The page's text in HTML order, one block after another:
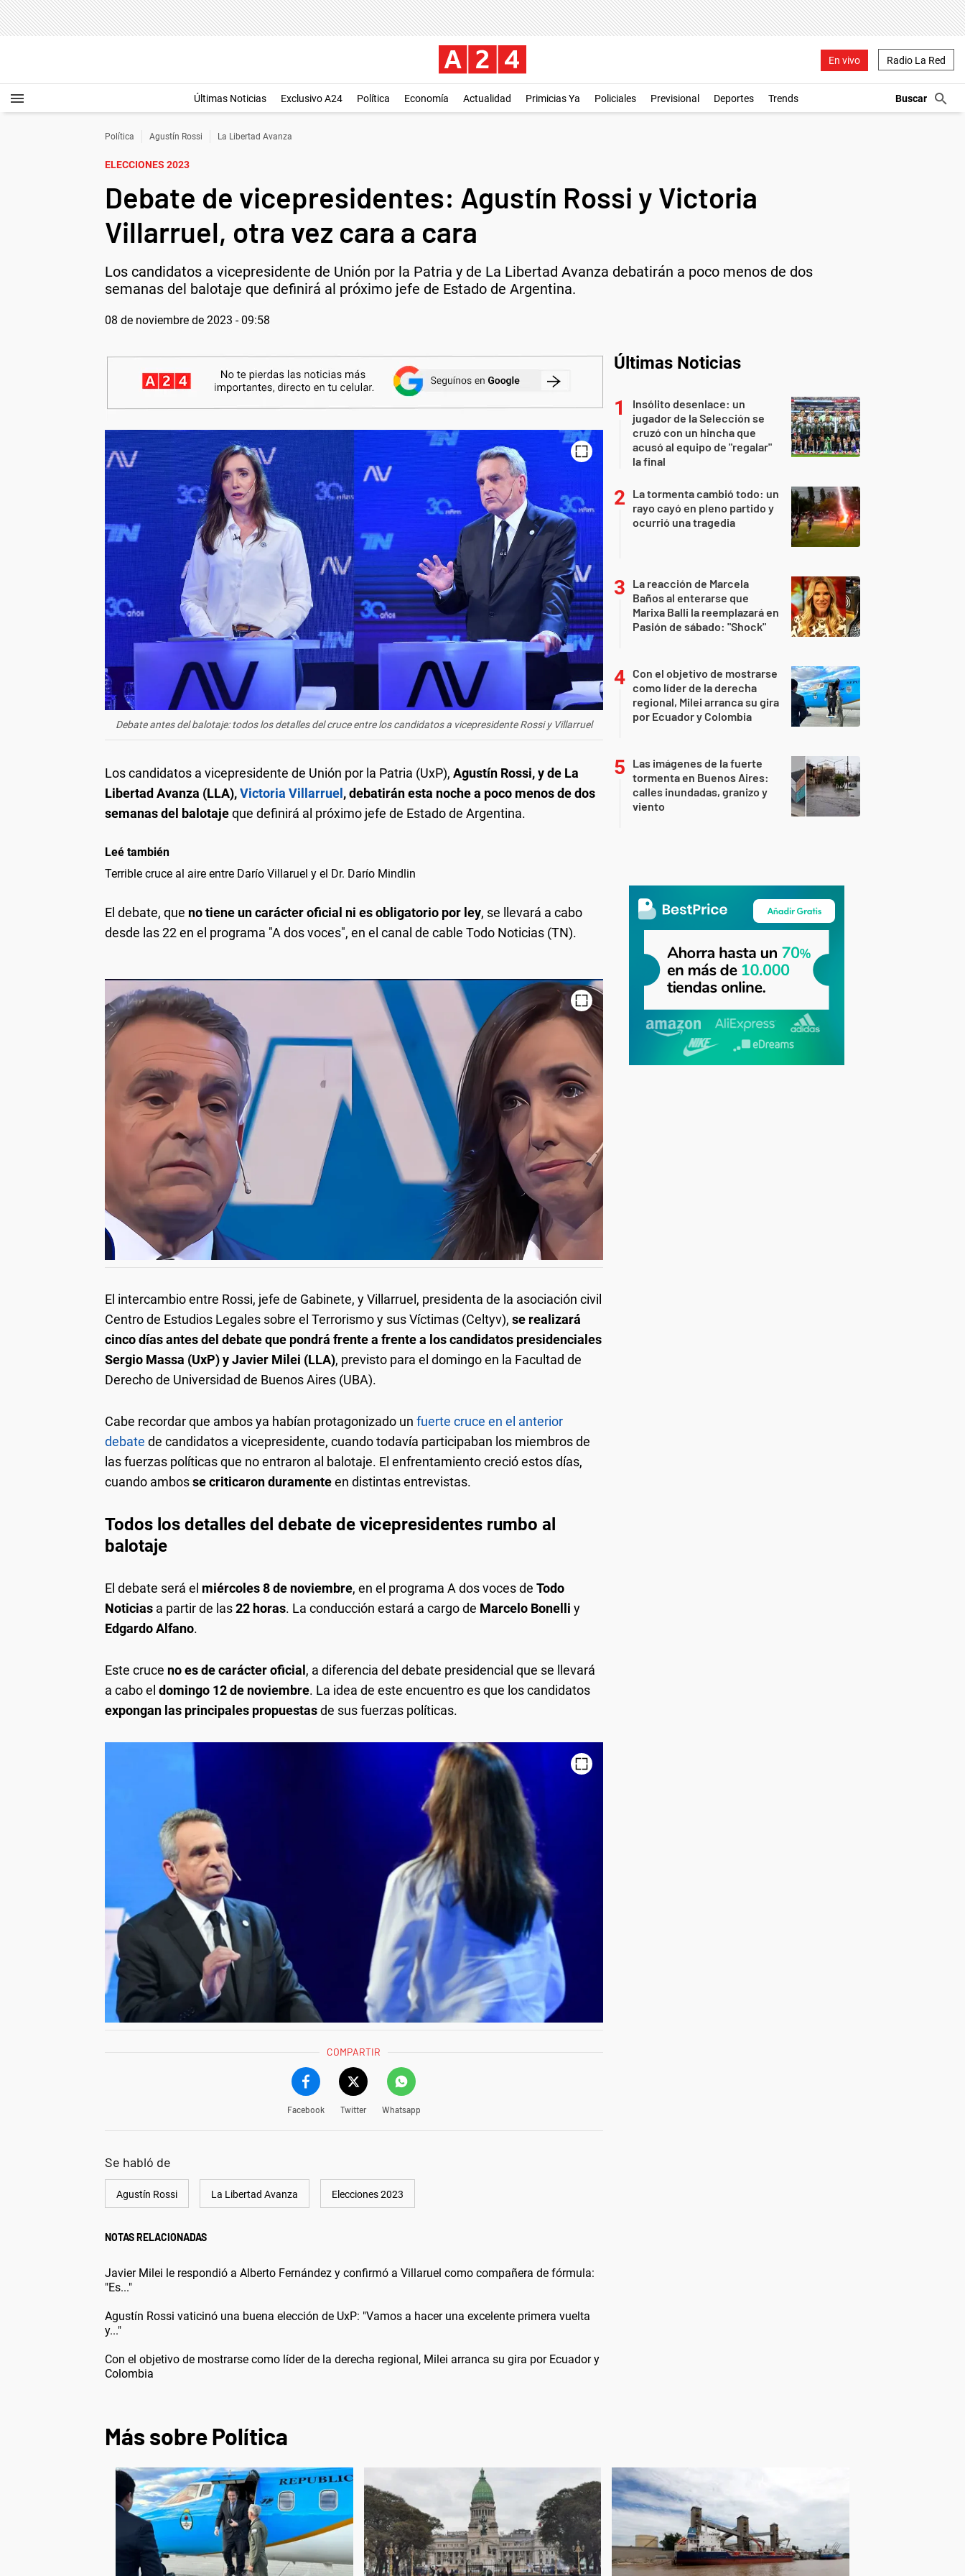
En vivo Radio La Red
Últimas Noticias Exclusivo A24 Política Economía Actualidad Primicias Ya Policiales Previsional Deportes Trends
Política Agustín Rossi La Libertad Avanza
ELECCIONES 2023
Debate de vicepresidentes: Agustín Rossi y Victoria
Villarruel, otra vez cara a cara
Los candidatos a vicepresidente de Unión por la Patria y de La Libertad Avanza debatirán a poco menos de dos
semanas del balotaje que definirá al próximo jefe de Estado de Argentina.
08 de noviembre de 2023 - 09:58
Debate antes del balotaje: todos los detalles del cruce entre los candidatos a vicepresidente Rossi y Villarruel
Los candidatos a vicepresidente de Unión por la Patria (UxP), Agustín Rossi, y de La
Libertad Avanza (LLA),Victoria Villarruel , debatirán esta noche a poco menos de dos
semanas del balotajeque definirá al próximo jefe de Estado de Argentina.
Leé también
Terrible cruce al aire entre Darío Villaruel y el Dr. Darío Mindlin
El debate, que no tiene un carácter oficial ni es obligatorio por ley, se llevará a cabo
desde las 22 en el programa "A dos voces", en el canal de cable Todo Noticias (TN).
El intercambio entre Rossi, jefe de Gabinete, y Villarruel, presidenta de la asociación civil
Centro de Estudios Legales sobre el Terrorismo y sus Víctimas (Celtyv), se realizará
cinco días antes del debate que pondrá frente a frente a los candidatos presidenciales
Sergio Massa (UxP) y Javier Milei (LLA), previsto para el domingo en la Facultad de
Derecho de Universidad de Buenos Aires (UBA).
Cabe recordar que ambos ya habían protagonizado un fuerte cruce en el anterior
debate de candidatos a vicepresidente, cuando todavía participaban los miembros de
las fuerzas políticas que no entraron al balotaje. El enfrentamiento creció estos días,
cuando ambosse criticaron duramenteen distintas entrevistas.
Todos los detalles del debate de vicepresidentes rumbo al
balotaje
El debate será el miércoles 8 de noviembre, en el programa A dos voces de Todo
Noticias a partir de las22 horas. La conducción estará a cargo de Marcelo Bonelli y
Edgardo Alfano.
Este cruce no es de carácter oficial, a diferencia del debate presidencial que se llevará
a cabo el domingo 12 de noviembre. La idea de este encuentro es que los candidatos
expongan las principales propuestasde sus fuerzas políticas.
COMPARTIR
Facebook Twitter Whatsapp
Se habló de
Agustín Rossi La Libertad Avanza Elecciones 2023
NOTAS RELACIONADAS
Javier Milei le respondió a Alberto Fernández y confirmó a Villaruel como compañera de fórmula:
"Es..."
Agustín Rossi vaticinó una buena elección de UxP: "Vamos a hacer una excelente primera vuelta
y..."
Con el objetivo de mostrarse como líder de la derecha regional, Milei arranca su gira por Ecuador y
Colombia
Últimas Noticias
Insólito desenlace: un
jugador de la Selección se
cruzó con un hincha que
acusó al equipo de "regalar"
la final
La tormenta cambió todo: un
rayo cayó en pleno partido y
ocurrió una tragedia
La reacción de Marcela
Baños al enterarse que
Marixa Balli la reemplazará en
Pasión de sábado: "Shock"
Con el objetivo de mostrarse
como líder de la derecha
regional, Milei arranca su gira
por Ecuador y Colombia
Las imágenes de la fuerte
tormenta en Buenos Aires:
calles inundadas, granizo y
viento
Más sobre Política